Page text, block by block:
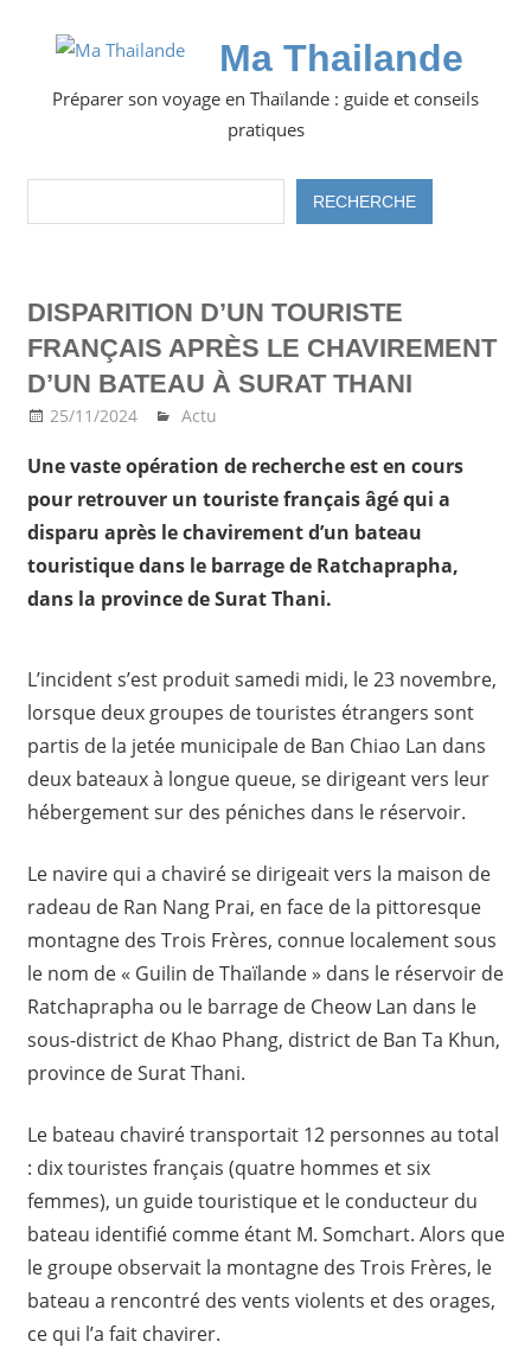
Ma Thailande
Préparer son voyage en Thaïlande : guide et conseils
pratiques
RechercherRECHERCHE
DISPARITION D’UN TOURISTE
FRANÇAIS APRÈS LE CHAVIREMENT
D’UN BATEAU À SURAT THANI
25/11/2024 Ma Thailande
Actu
Une vaste opération de recherche est en cours
pour retrouver un touriste français âgé qui a
disparu après le chavirement d’un bateau
touristique dans le barrage de Ratchaprapha,
dans la province de Surat Thani.
L’incident s’est produit samedi midi, le 23 novembre,
lorsque deux groupes de touristes étrangers sont
partis de la jetée municipale de Ban Chiao Lan dans
deux bateaux à longue queue, se dirigeant vers leur
hébergement sur des péniches dans le réservoir.
Le navire qui a chaviré se dirigeait vers la maison de
radeau de Ran Nang Prai, en face de la pittoresque
montagne des Trois Frères, connue localement sous
le nom de « Guilin de Thaïlande » dans le réservoir de
Ratchaprapha ou le barrage de Cheow Lan dans le
sous-district de Khao Phang, district de Ban Ta Khun,
province de Surat Thani.
Le bateau chaviré transportait 12 personnes au total
: dix touristes français (quatre hommes et six
femmes), un guide touristique et le conducteur du
bateau identifié comme étant M. Somchart. Alors que
le groupe observait la montagne des Trois Frères, le
bateau a rencontré des vents violents et des orages,
ce qui l’a fait chavirer.